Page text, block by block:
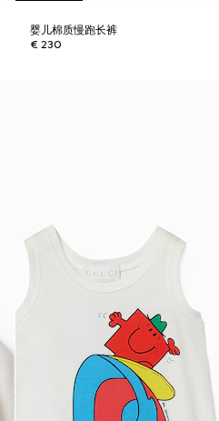
婴儿棉质慢跑长裤
€ 230